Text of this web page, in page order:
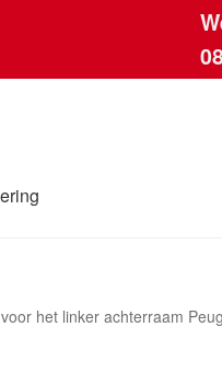
het linker achterraam